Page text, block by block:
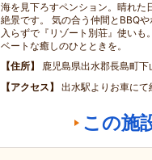
海を見下ろすペンション。晴れた
絶景です。 気の合う仲間とBBQ
入らずで『リゾート別荘』使いも
ベートな癒しのひとときを。
住所
鹿児島県出水郡長島町
アクセス
出水駅よりお車にて
この施